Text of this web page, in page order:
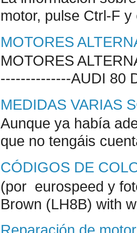
motor, pulse Ctrl-F
MOTORES
MOTORES
--------------AUDI 80
MEDIDAS VARIAS
Aunque ya había
que no tengáis
CÓDIGOS DE
(por eurospeed y
Brown (LH8B) with